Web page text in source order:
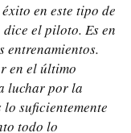
en este tipo de
el piloto. Es en
entrenamientos.
en el último
luchar por la
suficientemente
todo lo